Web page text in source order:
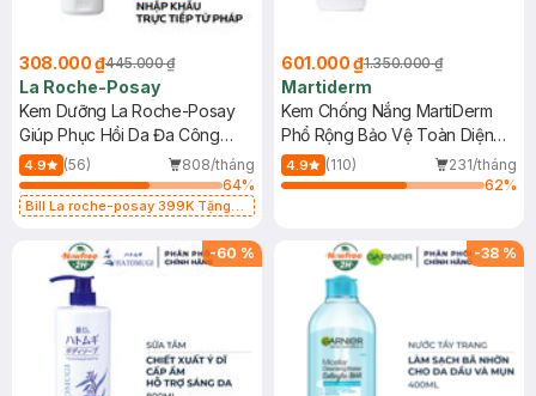
308.000 ₫445.000 ₫
La Roche-Posay
Kem Dưỡng La Roche-Posay
Giúp Phục Hồi Da Đa Công
Dụng 40ml
4.9 (56)
808/tháng
64%
Bill La roche-posay 399K Tặng
(SL có hạn)
601.000 ₫1.350.000 ₫
Martiderm
Kem Chống Nắng MartiDerm
Phổ Rộng Bảo Vệ Toàn Diện
40ml
4.9 (110)
231/tháng
62%
-60 % -38 %